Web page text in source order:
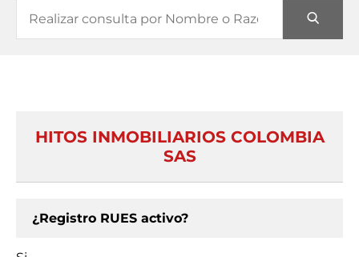
HITOS INMOBILIARIOS COLOMBIA
SAS
¿Registro RUES activo?